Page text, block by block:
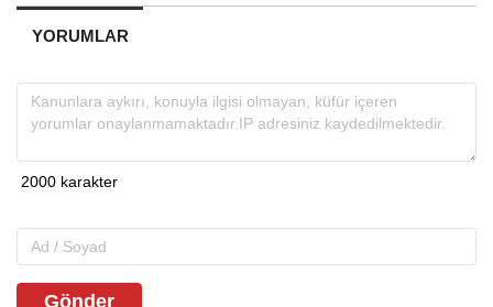
YORUMLAR
Gönder